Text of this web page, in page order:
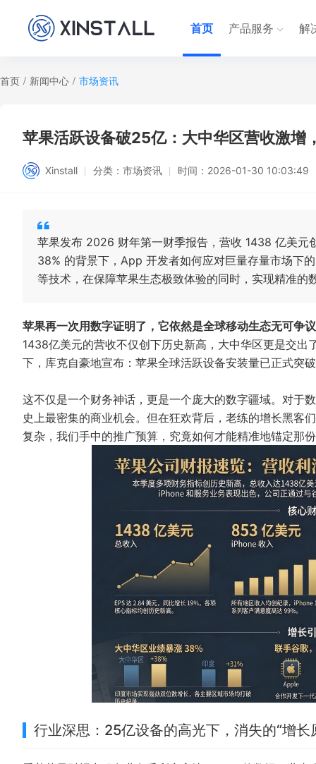
首页 产品服务 解
首页 / 新闻中心 / 市场资讯
苹果活跃设备破25亿：大中华区营收激增
Xinstall 分类： 市场资讯 时间： 2026-01-30 10:03:49
苹果发布 2026 财年第一财季报告，营收 1438 亿美元
38% 的背景下，App 开发者如何应对巨量存量市场下
等技术，在保障苹果生态极致体验的同时，实现精准的
苹果再一次用数字证明了，它依然是全球移动生态无可争
1438亿美元的营收不仅创下历史新高，大中华区更是交
下，库克自豪地宣布：苹果全球活跃设备安装量已正式突
这不仅是一个财务神话，更是一个庞大的数字疆域。对
史上最密集的商业机会。但在狂欢背后，老练的增长黑客
复杂，我们手中的推广预算，究竟如何才能精准地锚定那
行业深思：25亿设备的高光下，消失的“增长